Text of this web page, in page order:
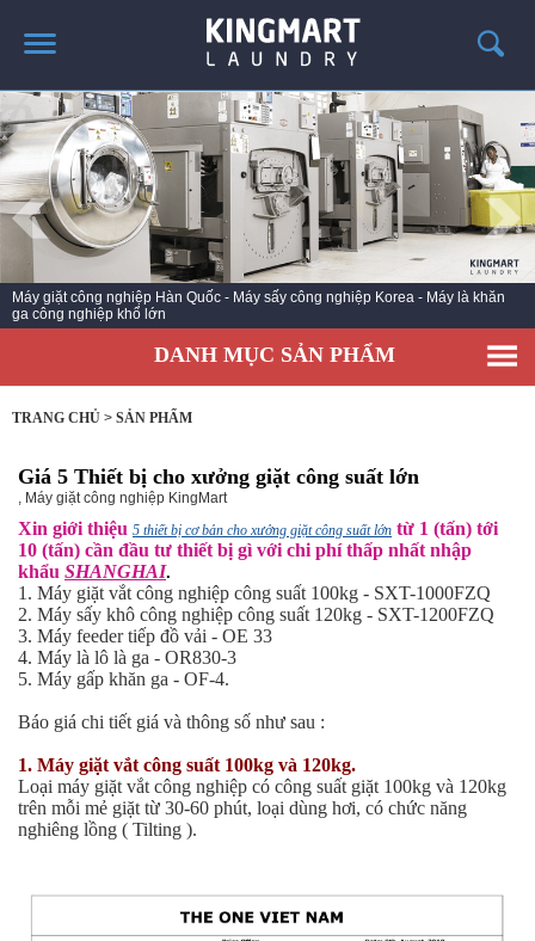
TRANG CHỦ
GIỚI THIỆU
SẢN PHẨM
TIN TỨC GIẶT LÀ
CÔNG TRÌNH TRIỂN KHAI
LIÊN HỆ
Máy giặt công nghiệp Hàn Quốc - Máy sấy công nghiệp Korea - Máy là khăn
ga công nghiệp khổ lớn
DANH MỤC SẢN PHẨM
TRANG CHỦ > SẢN PHẨM
Giá 5 Thiết bị cho xưởng giặt công suất lớn
, Máy giặt công nghiệp KingMart
Xin giới thiệu 5 thiết bị cơ bản cho xưởng giặt công suất lớn từ 1 (tấn) tới
10 (tấn) cần đầu tư thiết bị gì với chi phí thấp nhất nhập
khẩu SHANGHAI.
1. Máy giặt vắt công nghiệp công suất 100kg - SXT-1000FZQ
2. Máy sấy khô công nghiệp công suất 120kg - SXT-1200FZQ
3. Máy feeder tiếp đồ vải - OE 33
4. Máy là lô là ga - OR830-3
5. Máy gấp khăn ga - OF-4.
Báo giá chi tiết giá và thông số như sau :
1. Máy giặt vắt công suất 100kg và 120kg.
Loại máy giặt vắt công nghiệp có công suất giặt 100kg và 120kg
trên mỗi mẻ giặt từ 30-60 phút, loại dùng hơi, có chức năng
nghiêng lồng ( Tilting ).